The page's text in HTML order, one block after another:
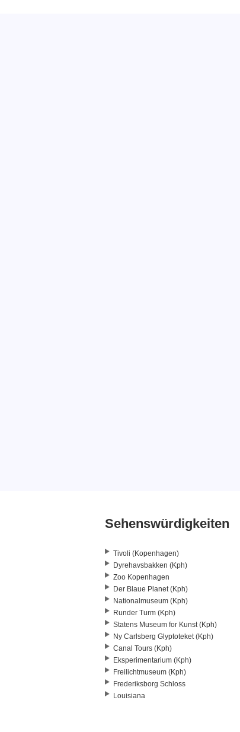
Sehenswürdigkeiten
Tivoli (Kopenhagen)
Dyrehavsbakken (Kph)
Zoo Kopenhagen
Der Blaue Planet (Kph)
Nationalmuseum (Kph)
Runder Turm (Kph)
Statens Museum for Kunst (Kph)
Ny Carlsberg Glyptoteket (Kph)
Canal Tours (Kph)
Eksperimentarium (Kph)
Freilichtmuseum (Kph)
Frederiksborg Schloss
Louisiana